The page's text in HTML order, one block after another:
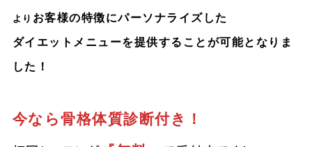
より お客様の特徴にパーソナライズした
ダイエットメニューを提供することが可能となりま
した！
今なら骨格体質診断付き！